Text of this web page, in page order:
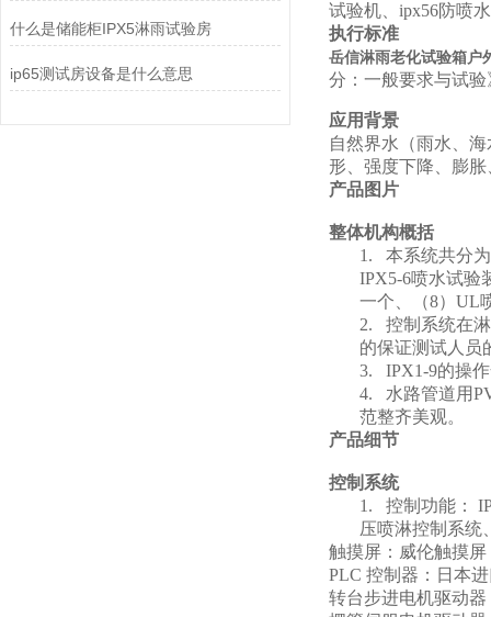
什么是储能柜IPX5淋雨试验房
ip65测试房设备是什么意思
试验机、ipx56防喷
执行标准
岳信淋雨老化试验箱户
分：一般要求与试
应用背景
自然界水（雨水、
形、强度下降、膨
产品图片
整体机构概括
1. 本系统共分
IPX5-6喷水试验
一个、（8）UL
2. 控制系统在
的保证测试人员
3. IPX1-9的操
4. 水路管道用
范整齐美观。
产品细节
控制系统
1. 控制功能：
压喷淋控制系统
触摸屏：威伦触摸
PLC 控制器：日本
转台步进电机驱动器